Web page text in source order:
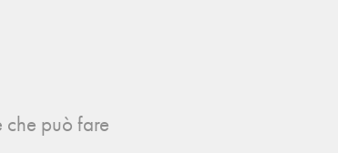
che può fare